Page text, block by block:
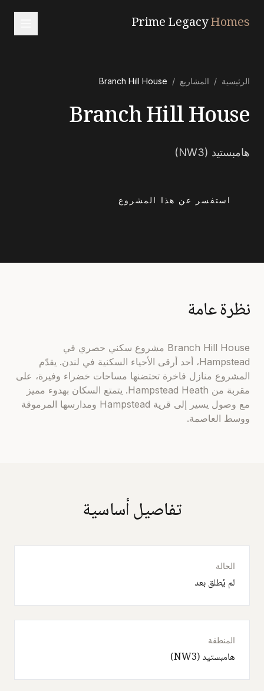
Prime LegacyHomes
الخدمات
الرئيسية / المشاريع /
Branch Hill House
Branch Hill House
هامبستيد (NW3)
استفسر عن هذا المشروع
نظرة عامة
Branch Hill House مشروع سكني حصري في
Hampstead، أحد أرقى الأحياء السكنية في لندن. يقدّم
المشروع منازل فاخرة تحتضنها مساحات خضراء وفيرة، على
مقربة من Hampstead Heath. يتمتع السكان بهدوء مميز
مع وصول يسير إلى قرية Hampstead ومدارسها المرموقة
ووسط العاصمة.
تفاصيل أساسية
الحالة
لم يُطلق بعد
المنطقة
هامبستيد (NW3)